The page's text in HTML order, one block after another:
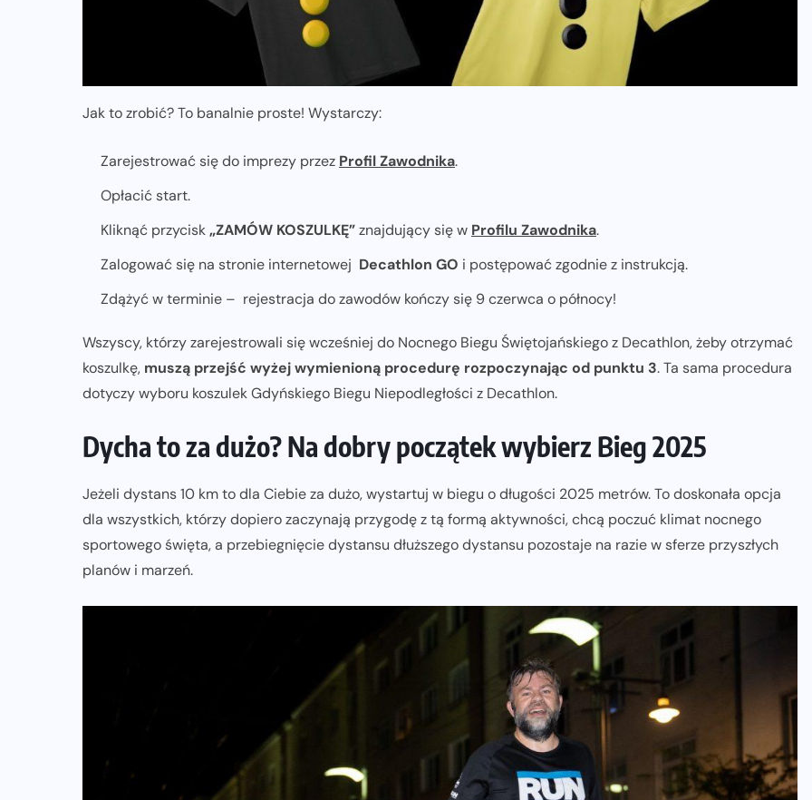
Jak to zrobić? To banalnie proste! Wystarczy:
Zarejestrować się do imprezy przez Profil Zawodnika.
​Opłacić start.
Kliknąć przycisk„ZAMÓW KOSZULKĘ”znajdujący się w Profilu Zawodnika.
Zalogować się na stronie internetowej Decathlon GO i postępować zgodnie z instrukcją.
Zdążyć w terminie – rejestracja do zawodów kończy się 9 czerwca o północy!
Wszyscy, którzy zarejestrowali się wcześniej do Nocnego Biegu Świętojańskiego z Decathlon, żeby otrzymać
koszulkę, muszą przejść wyżej wymienioną procedurę rozpoczynając od punktu 3. Ta sama procedura
dotyczy wyboru koszulek Gdyńskiego Biegu Niepodległości z Decathlon.
Dycha to za dużo? Na dobry początek wybierz Bieg 2025
Jeżeli dystans 10 km to dla Ciebie za dużo, wystartuj w biegu o długości 2025 metrów. To doskonała opcja
dla wszystkich, którzy dopiero zaczynają przygodę z tą formą aktywności, chcą poczuć klimat nocnego
sportowego święta, a przebiegnięcie dystansu dłuższego dystansu pozostaje na razie w sferze przyszłych
planów i marzeń.
Trasa Nice To Fit You Warszawskiej
Dychy 2026. Szybkie 10 km i emocje
największego maratonu w Polsce
07-08-2026